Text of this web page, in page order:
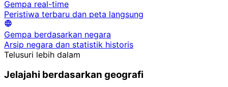
Gempa real-time
Peristiwa terbaru dan peta langsung
Gempa berdasarkan negara
Arsip negara dan statistik historis
Telusuri lebih dalam
Jelajahi berdasarkan geografi